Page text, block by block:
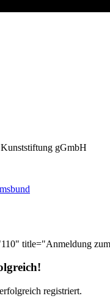
gGmbH
title="Anmeldung
registriert.